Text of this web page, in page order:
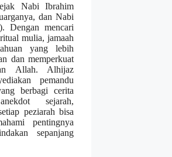
Nabi Ibrahim
dan Nabi
Dengan mencari
mulia, jamaah
yang lebih
dan memperkuat
Allah. Alhijaz
pemandu
berbagi cerita
sejarah,
peziarah bisa
pentingnya
sepanjang